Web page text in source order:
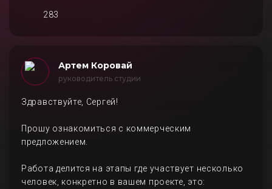
283
Артем Коровай
руководитель студии
Здравствуйте, Сергей!
Прошу ознакомиться с коммерческим
предложением.
Работа делится на этапы где участвует несколько
человек, конкретно в вашем проекте, это: